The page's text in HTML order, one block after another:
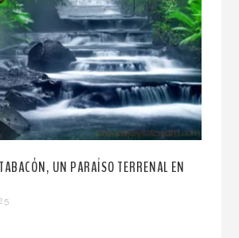
UN PARAÍSO TERRENAL EN